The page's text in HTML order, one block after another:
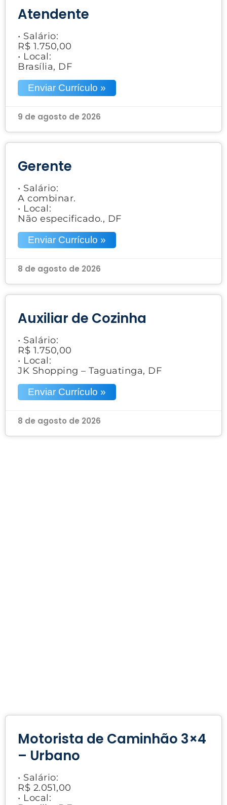
Atendente
• Salário:
R$ 1.750,00
• Local:
Brasília, DF
Enviar Currículo »
9 de agosto de 2026
Gerente
• Salário:
A combinar.
• Local:
Não especificado., DF
Enviar Currículo »
8 de agosto de 2026
Auxiliar de Cozinha
• Salário:
R$ 1.750,00
• Local:
JK Shopping – Taguatinga, DF
Enviar Currículo »
8 de agosto de 2026
Motorista de Caminhão 3×4
– Urbano
• Salário:
R$ 2.051,00
• Local: